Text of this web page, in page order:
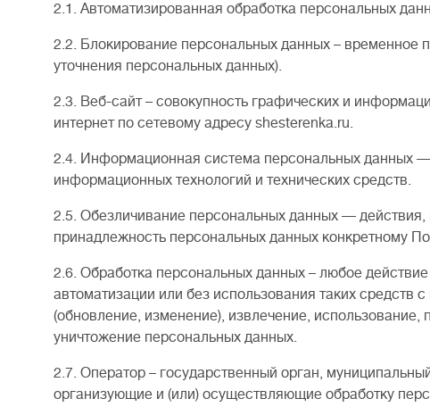
2.1. Автоматизированная обработка персональных
2.2. Блокирование персональных данных – временное
уточнения персональных данных).
2.3. Веб-сайт – совокупность графических и
интернет по сетевому адресу shesterenka.ru.
2.4. Информационная система персональных данных
информационных технологий и технических средств.
2.5. Обезличивание персональных данных —
принадлежность персональных данных конкретному
2.6. Обработка персональных данных – любое
автоматизации или без использования таких
(обновление, изменение), извлечение, использование,
уничтожение персональных данных.
2.7. Оператор – государственный орган,
организующие и (или) осуществляющие обработку